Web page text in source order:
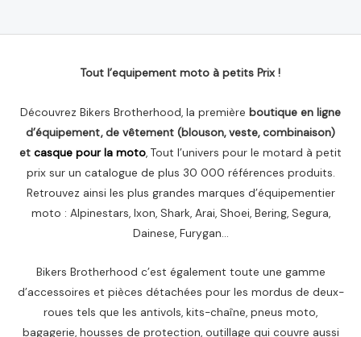
Tout l’equipement moto à petits Prix !
Découvrez Bikers Brotherhood, la première boutique en ligne
d’équipement, de vêtement (blouson, veste, combinaison)
et casque pour la moto , Tout l’univers pour le motard à petit
prix sur un catalogue de plus 30 000 références produits.
Retrouvez ainsi les plus grandes marques d’équipementier
moto : Alpinestars, Ixon, Shark, Arai, Shoei, Bering, Segura,
Dainese, Furygan…
Bikers Brotherhood c’est également toute une gamme
d’accessoires et pièces détachées pour les mordus de deux-
roues tels que les antivols, kits-chaîne, pneus moto,
bagagerie, housses de protection, outillage qui couvre aussi